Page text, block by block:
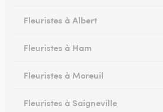
Fleuristes à Albert
Fleuristes à Ham
Fleuristes à Moreuil
Fleuristes à Saigneville